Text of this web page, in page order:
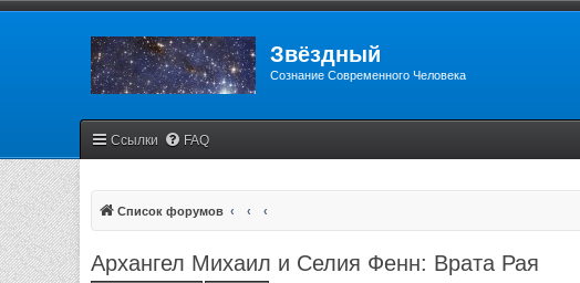
Звёздный
Сознание Современного Человека
Ссылки FAQ
Список форумов
Архангел Михаил и Селия Фенн: Врата Рая